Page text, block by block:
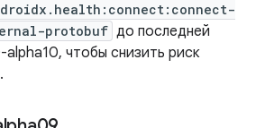
protobuf до последней
alpha10, чтобы снизить риск